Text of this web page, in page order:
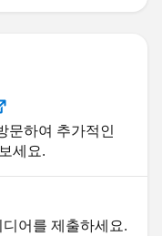
문하여 추가적인
세요.
어를 제출하세요.